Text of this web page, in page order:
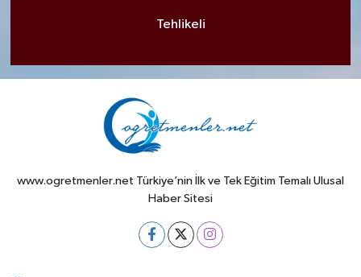
Tehlikeli
www.ogretmenler.net Türkiye’nin İlk ve Tek Eğitim Temalı Ulusal
Haber Sitesi